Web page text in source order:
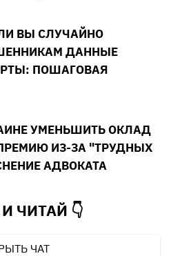
ВЫ СЛУЧАЙНО
ДАННЫЕ
ПОШАГОВАЯ
УМЕНЬШИТЬ ОКЛАД
ИЗ-ЗА "ТРУДНЫХ
АДВОКАТА
ЧИТАЙ 👇
ЧАТ